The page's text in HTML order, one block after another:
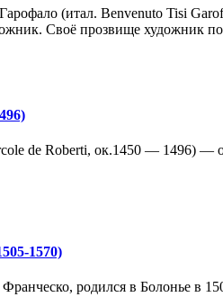
(итал. Benvenuto Tisi
Своё прозвище художник
de Roberti, ок.1450 — 1496)
1570)
родился в Болонье в